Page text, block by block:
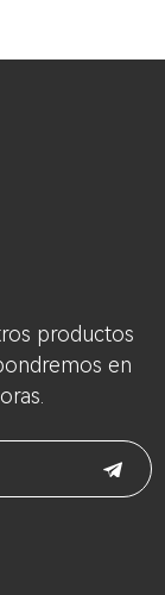
productos
en